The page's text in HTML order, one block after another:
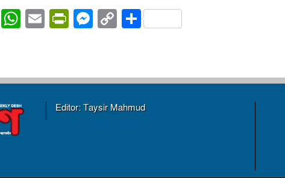
Twitter
WhatsApp
EmailPrintFriendly
Messenger
CopyShare
Editor: Taysir Mahmud